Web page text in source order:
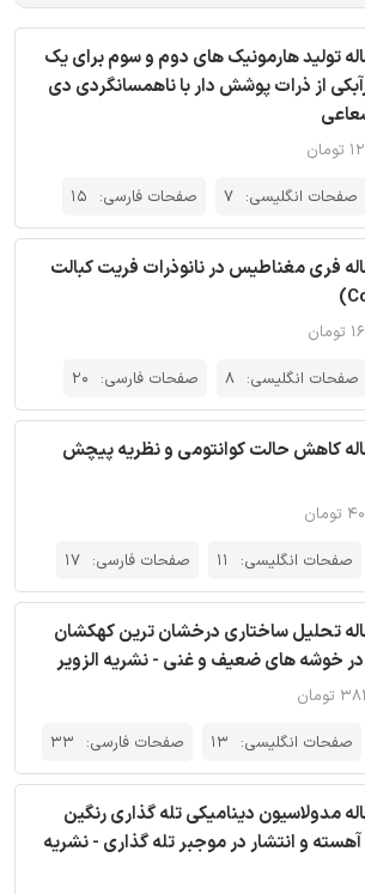
تولید هارمونیک های دوم و سوم برای یک
از ذرات پوشش دار با ناهمسانگردی دی
صفحات انگلیسی: 7 صفحات فارسی: 15
فری مغناطیس در نانوذرات فریت کبالت
صفحات انگلیسی: 8 صفحات فارسی: 20
کاهش حالت کوانتومی و نظریه پیچش
صفحات انگلیسی: 11 صفحات فارسی: 17
تحلیل ساختاری درخشان ترین کهکشان
خوشه های ضعیف و غنی - نشریه الزویر
صفحات انگلیسی: 13 صفحات فارسی: 33
مدولاسیون دینامیکی تله گذاری رنگین
آهسته و انتشار در موجبر تله گذاری - نشریه